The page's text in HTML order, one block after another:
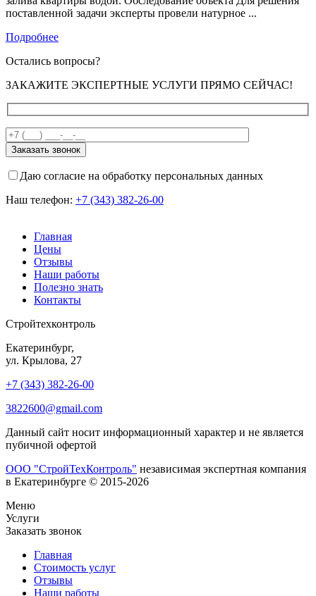
поставленной задачи эксперты провели натурное ...
Подробнее
Остались вопросы?
ЗАКАЖИТЕ ЭКСПЕРТНЫЕ УСЛУГИ ПРЯМО СЕЙЧАС!
Даю согласие на обработку персональных данных
Наш телефон: +7 (343) 382-26-00
Главная
Цены
Отзывы
Наши работы
Полезно знать
Контакты
Стройтехконтроль
Екатеринбург,
ул. Крылова, 27
+7 (343) 382-26-00
3822600@gmail.com
Данный сайт носит информационный характер и не является
пубичной офертой
ООО "СтройТехКонтроль" независимая экспертная компания
в Екатеринбурге © 2015-2026
Меню
Услуги
Заказать звонок
Главная
Стоимость услуг
Отзывы
Наши работы